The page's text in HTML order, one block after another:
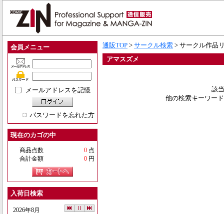
会員メニュー
メールアドレスを記憶
パスワードを忘れた方
現在のカゴの中
商品点数 0 点
合計金額
0 円
入荷日検索
2026年8月
通販TOP > サークル検索 > サークル作品
アマスズメ
該
他の検索キーワー